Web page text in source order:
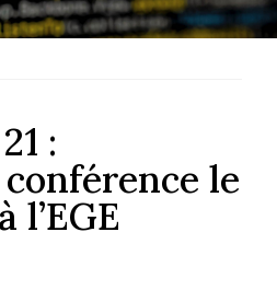
:
le
l’EGE